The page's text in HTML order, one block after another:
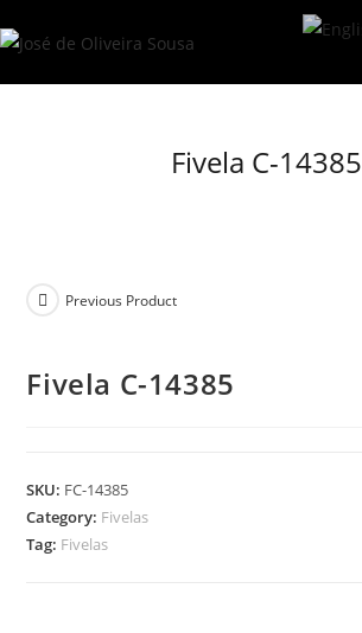
to
Fivela C-14385
Previous Product
Fivela C-14385
SKU: FC-14385
Category: Fivelas
Tag: Fivelas